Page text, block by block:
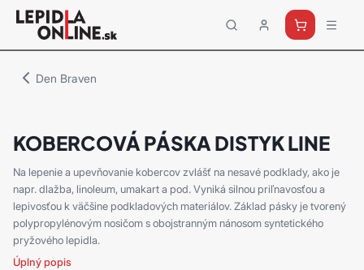
Priemyselné
lepidlá
Den Braven
KOBERCOVÁ PÁSKA DISTYK LINE
Na lepenie a upevňovanie kobercov zvlášť na nesavé podklady, ako je
napr. dlažba, linoleum, umakart a pod. Vyniká silnou priľnavosťou a
lepivosťou k väčšine podkladových materiálov. Základ pásky je tvorený
polypropylénovým nosičom s obojstranným nánosom syntetického
pryžového lepidla.
Úplný popis